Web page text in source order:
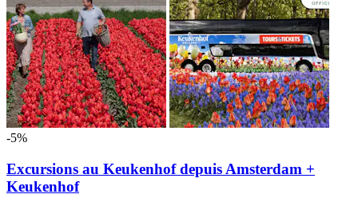
-5%
Excursions au Keukenhof depuis Amsterdam +
Keukenhof